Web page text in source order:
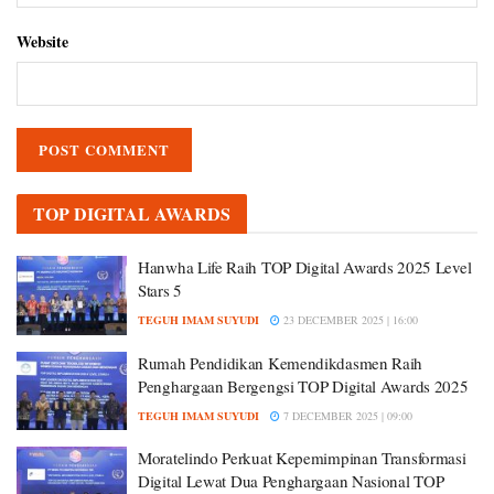
Website
TOP DIGITAL AWARDS
Hanwha Life Raih TOP Digital Awards 2025 Level
Stars 5
TEGUH IMAM SUYUDI 23 DECEMBER 2025 | 16:00
Rumah Pendidikan Kemendikdasmen Raih
Penghargaan Bergengsi TOP Digital Awards 2025
TEGUH IMAM SUYUDI 7 DECEMBER 2025 | 09:00
Moratelindo Perkuat Kepemimpinan Transformasi
Digital Lewat Dua Penghargaan Nasional TOP